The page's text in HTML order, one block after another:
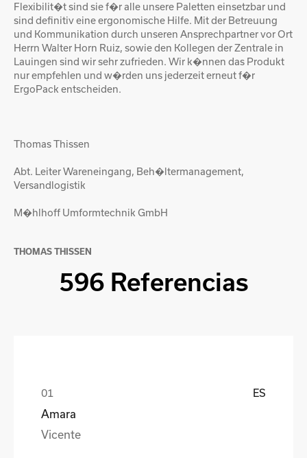
Flexibilit�t sind sie f�r alle unsere Paletten einsetzbar und
sind definitiv eine ergonomische Hilfe. Mit der Betreuung
und Kommunikation durch unseren Ansprechpartner vor Ort
Herrn Walter Horn Ruiz, sowie den Kollegen der Zentrale in
Lauingen sind wir sehr zufrieden. Wir k�nnen das Produkt
nur empfehlen und w�rden uns jederzeit erneut f�r
ErgoPack entscheiden.
Thomas Thissen
Abt. Leiter Wareneingang, Beh�ltermanagement,
Versandlogistik
M�hlhoff Umformtechnik GmbH
THOMAS THISSEN
596 Referencias
ES
Amara
Vicente